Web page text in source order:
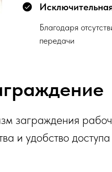
Благодаря
передачи
заграждения
и удобство доступа